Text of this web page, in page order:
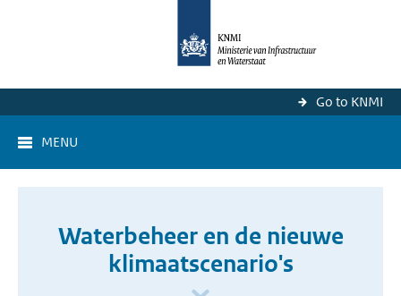
Go to KNMI
MENU
Waterbeheer en de nieuwe
klimaatscenario's